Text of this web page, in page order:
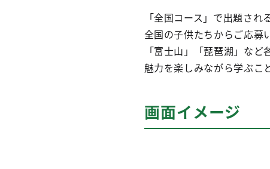
「全国コース」で出題さ
全国の子供たちからご応募
「富士山」「琵琶湖」な
魅力を楽しみながら学ぶこ
画面イメージ